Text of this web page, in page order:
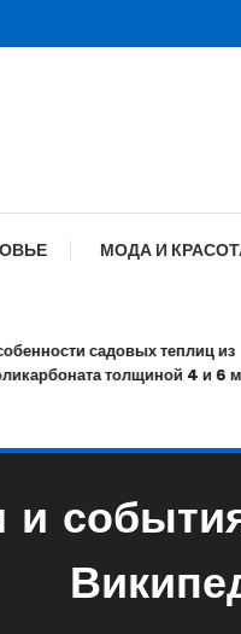
МОДА И
садовых теплиц из
толщиной 4 и 6 мм
и